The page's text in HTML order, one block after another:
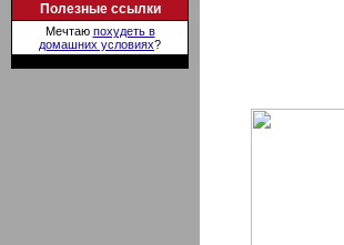
Полезные ссылки
Мечтаю похудеть в
домашних условиях?